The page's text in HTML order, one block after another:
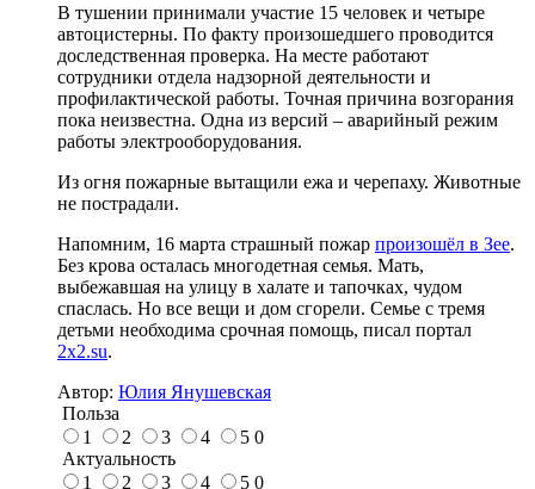
В тушении принимали участие 15 человек и четыре
автоцистерны. По факту произошедшего проводится
доследственная проверка. На месте работают
сотрудники отдела надзорной деятельности и
профилактической работы. Точная причина возгорания
пока неизвестна. Одна из версий – аварийный режим
работы электрооборудования.
Из огня пожарные вытащили ежа и черепаху. Животные
не пострадали.
Напомним, 16 марта страшный пожар произошёл в Зее.
Без крова осталась многодетная семья. Мать,
выбежавшая на улицу в халате и тапочках, чудом
спаслась. Но все вещи и дом сгорели. Семье с тремя
детьми необходима срочная помощь, писал портал
2x2.su.
Автор: Юлия Янушевская
Польза
1
2 3 4 5 0
Актуальность
1
2 3 4 5 0